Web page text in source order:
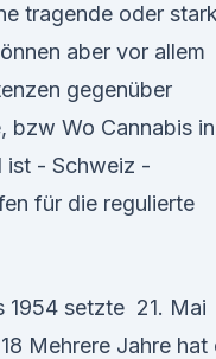
tragende oder
aber vor allem
gegenüber
bzw Wo Cannabis in
ist - Schweiz -
für die regulierte
1954 setzte 21. Mai
Mehrere Jahre hat